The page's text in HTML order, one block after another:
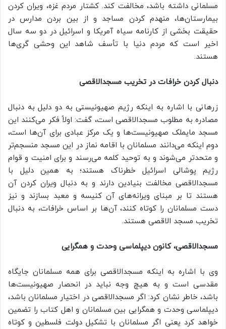
مسلمانی داشته باشد، مخالفت کند. کشتار مردم غزه، ویران کردن
بیمارستان‌ها، منهدم کردن مساجد و از بین بردن مدارس در
حقیقت بخشی از کارنامه سیاه آمریکا و اسرائیل در دو سه سال
اخیر است که مردم دنیا با تأسف شاهد این وحشی گری‌ها
هستند.
دنبال کردن خرافات در تخریب مسجدالاقصی
زرهانی با اشاره به اینکه رژیم صهیونیستی به دو دلیل به دنبال
مصادره به مطلوب مسجدالاقصی است، گفت: اولاً فکر می‌کنند این
مسجد مایملک صهیونیست‌ها و یک مرکز عبادی برای آن‌ها است،
دوم اینکه می‌دانند مسلمانان با اقامه نماز در این مسجد منسجم‌تر
و متحدتر می‌شوند و به توحید کلمه می‌رسند و برای امنیت و قوام
رژیم پوشالی اسرائیل خطرناک هستند؛ به همین دلیل با
مسجدالاقصی مخالفت بنیادین دارند و به دنبال ویران کردن آن
هستند تا بر مبنای ویرانه‌های آن کنیسه و معبد بسازند و نیز
دست مسلمانان را کوتاه کنند، آن‌ها بر اساس خرافات، به دنبال
تخریب مسجد الاقصی هستند.
مسجدالاقصی، کانون دیپلماسی وحدت و همگرایی
وی با اشاره به اینکه مسجدالاقصی برای همه مسلمانان جایگاه
مقدسی است و به هیچ وجه نباید در انحصار صهیونیست‌ها
باشد، خاطر نشان کرد: اگر مسجدالاقصی در اختیار مسلمانان باشد،
دیپلماسی وحدت و همگرایی بین مسلمانان و اهل کتاب را تضمین
خواهد کرد یعنی اگر مسلمانان با تشکیل دولت فلسطین و کوتاه